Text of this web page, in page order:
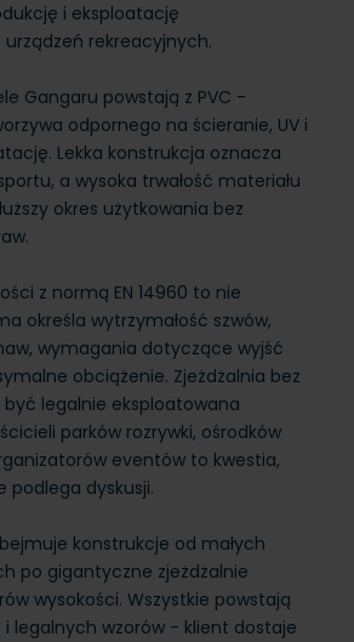
i eksploatację
rekreacyjnych.
Gangaru powstają z PVC -
odpornego na ścieranie, UV i
Lekka konstrukcja oznacza
a wysoka trwałość materiału
okres użytkowania bez
z normą EN 14960 to nie
określa wytrzymałość szwów,
wymagania dotyczące wyjść
obciążenie. Zjeżdżalnia bez
legalnie eksploatowana
parków rozrywki, ośrodków
eventów to kwestia,
podlega dyskusji.
konstrukcje od małych
po gigantyczne zjeżdżalnie
wysokości. Wszystkie powstają
i legalnych wzorów - klient dostaje